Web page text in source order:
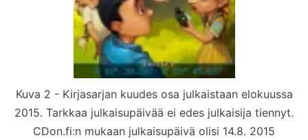
Kuva 2 - Kirjasarjan kuudes osa julkaistaan elokuussa
2015. Tarkkaa julkaisupäivää ei edes julkaisija tiennyt.
CDon.fi:n mukaan julkaisupäivä olisi 14.8. 2015